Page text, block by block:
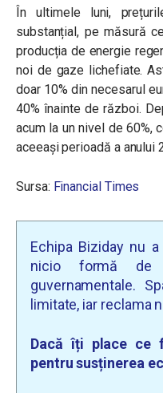
În ultimele luni,
substanțial, pe măsură
producția de energie
noi de gaze lichefiate.
doar 10% din necesarul
40% înainte de război.
acum la un nivel de 60%,
aceeași perioadă a anului
Sursa: Financial Times
Echipa Biziday nu
nicio formă de
guvernamentale.
limitate, iar reclama
Dacă îți place ce
pentru susținerea